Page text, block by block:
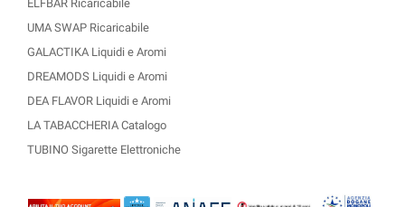
ELFBAR Ricaricabile
UMA SWAP Ricaricabile
GALACTIKA Liquidi e Aromi
DREAMODS Liquidi e Aromi
DEA FLAVOR Liquidi e Aromi
LA TABACCHERIA Catalogo
TUBINO Sigarette Elettroniche